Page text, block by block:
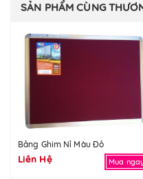
SẢN PHẨM CÙNG
Bảng Ghim Nỉ Màu Đỏ
Liên Hệ Mua